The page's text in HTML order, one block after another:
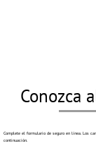
Conozca
Complete el formulario de seguro en línea. Los
continuación.